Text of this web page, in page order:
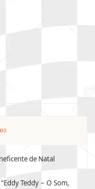
de Natal
Teddy – O Som,